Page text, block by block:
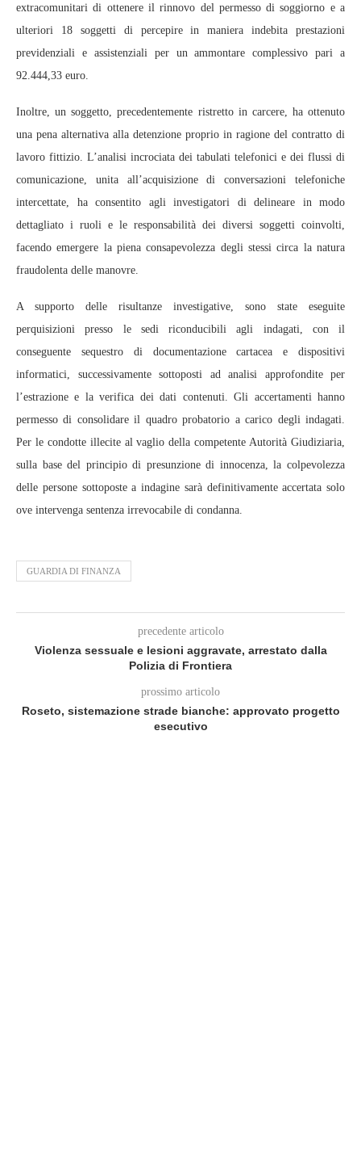
extracomunitari di ottenere il rinnovo del permesso di soggiorno e a
ulteriori 18 soggetti di percepire in maniera indebita prestazioni
previdenziali e assistenziali per un ammontare complessivo pari a
92.444,33 euro.
Inoltre, un soggetto, precedentemente ristretto in carcere, ha ottenuto
una pena alternativa alla detenzione proprio in ragione del contratto di
lavoro fittizio. L’analisi incrociata dei tabulati telefonici e dei flussi di
comunicazione, unita all’acquisizione di conversazioni telefoniche
intercettate, ha consentito agli investigatori di delineare in modo
dettagliato i ruoli e le responsabilità dei diversi soggetti coinvolti,
facendo emergere la piena consapevolezza degli stessi circa la natura
fraudolenta delle manovre.
A supporto delle risultanze investigative, sono state eseguite
perquisizioni presso le sedi riconducibili agli indagati, con il
conseguente sequestro di documentazione cartacea e dispositivi
informatici, successivamente sottoposti ad analisi approfondite per
l’estrazione e la verifica dei dati contenuti. Gli accertamenti hanno
permesso di consolidare il quadro probatorio a carico degli indagati.
Per le condotte illecite al vaglio della competente Autorità Giudiziaria,
sulla base del principio di presunzione di innocenza, la colpevolezza
delle persone sottoposte a indagine sarà definitivamente accertata solo
ove intervenga sentenza irrevocabile di condanna.
GUARDIA DI FINANZA
precedente articolo
Violenza sessuale e lesioni aggravate, arrestato dalla
Polizia di Frontiera
prossimo articolo
Roseto, sistemazione strade bianche: approvato progetto
esecutivo